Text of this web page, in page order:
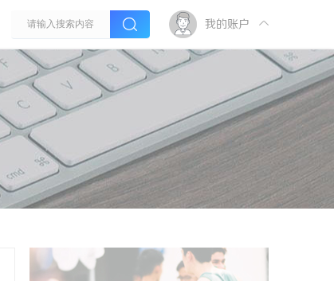
我的账户